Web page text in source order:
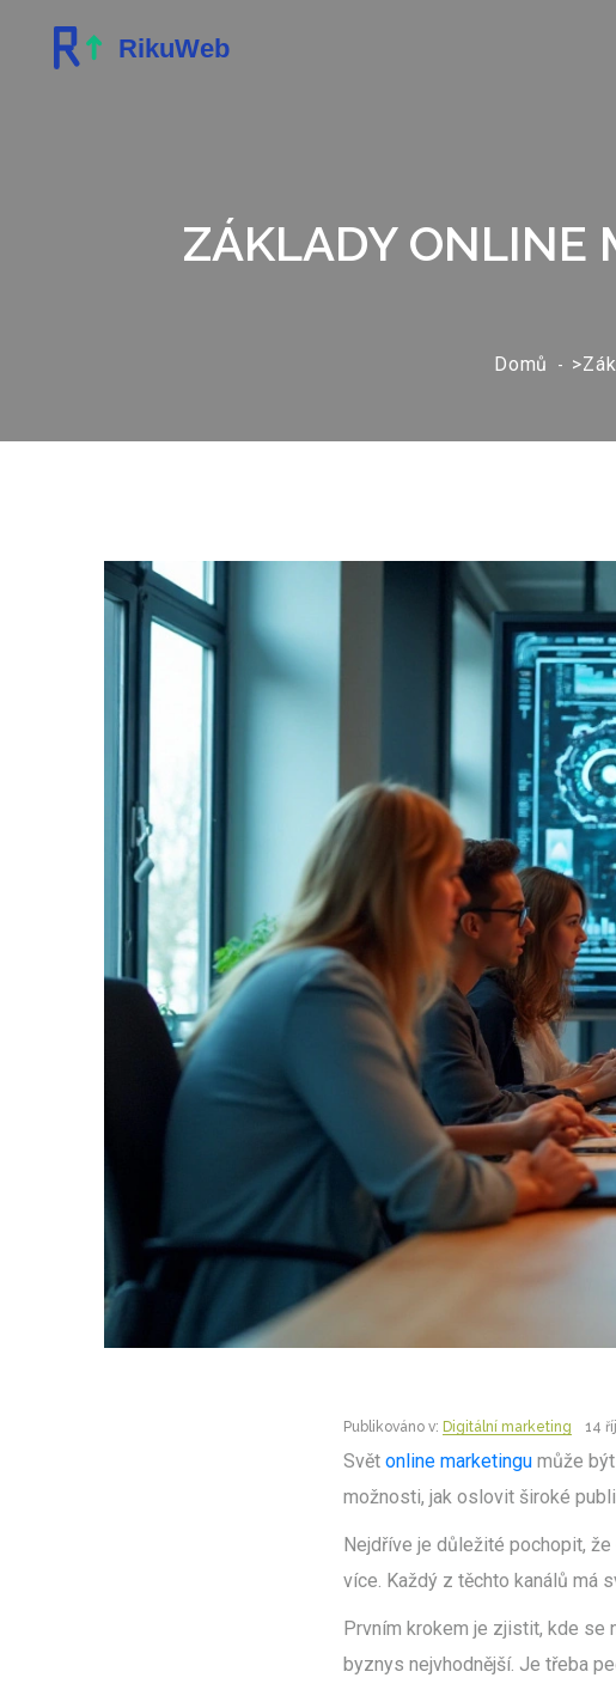
ZÁKLADY ONLINE
Domů
Publikováno v: Digitální marketing 14
Svět online marketingu může
možnosti, jak oslovit široké
Nejdříve je důležité pochopit, že
více. Každý z těchto kanálů má
Prvním krokem je zjistit, kde se
byznys nejvhodnější. Je třeba